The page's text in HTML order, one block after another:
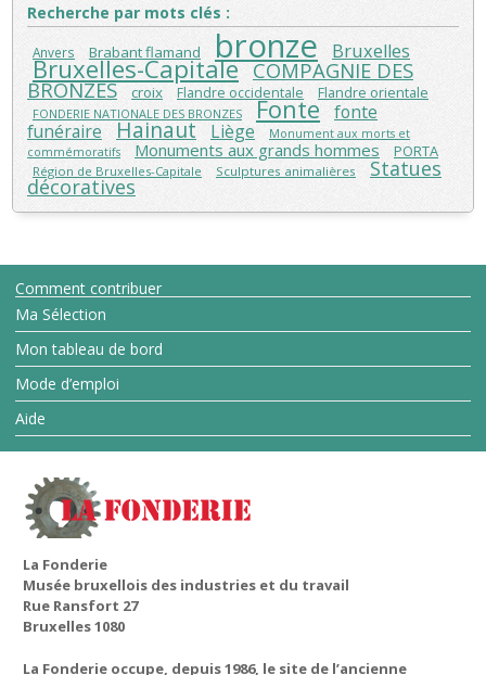
Recherche par mots clés :
Anvers Brabant flamand bronze Bruxelles
Bruxelles-Capitale COMPAGNIE DES
BRONZES croix Flandre occidentale Flandre orientale
FONDERIE NATIONALE DES BRONZES Fonte fonte
funéraire
Hainaut Liège
Monument aux morts et
commémoratifs
Monuments aux grands hommes PORTA
Région de Bruxelles-Capitale Sculptures animalières Statues
décoratives
Comment contribuer
Ma Sélection
Mon tableau de bord
Mode d’emploi
Aide
La Fonderie
Musée bruxellois des industries et du travail
Rue Ransfort 27
Bruxelles 1080
La Fonderie occupe, depuis 1986, le site de l’ancienne